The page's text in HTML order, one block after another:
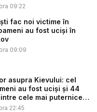
09:22
fac noi victime în
au fost uciși în
09:09
asupra Kievului: cel
au fost uciși și 44
cele mai puternice
22:45